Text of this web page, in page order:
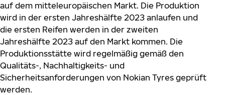
auf dem mitteleuropäischen Markt. Die Produktion
wird in der ersten Jahreshälfte 2023 anlaufen und
die ersten Reifen werden in der zweiten
Jahreshälfte 2023 auf den Markt kommen. Die
Produktionsstätte wird regelmäßig gemäß den
Qualitäts-, Nachhaltigkeits- und
Sicherheitsanforderungen von Nokian Tyres geprüft
werden.